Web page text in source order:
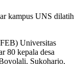
kampus UNS dilatih
Universitas
80 kepala desa
Sukoharjo,